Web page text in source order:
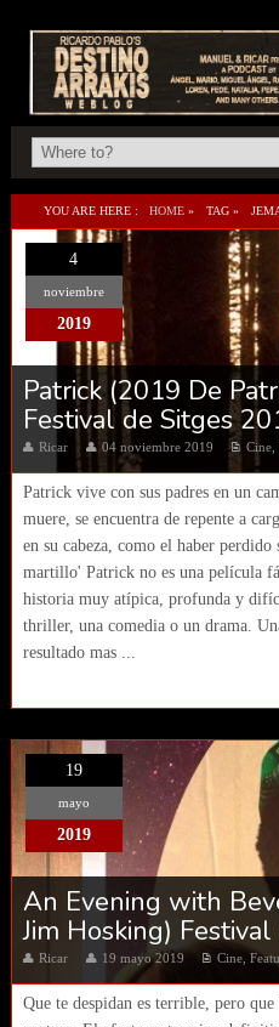
YOU ARE HERE : HOME » TAG »
4
noviembre
2019
Patrick (2019 De
Festival de Sitges
Ricar 04 noviembre 2019 Cine,
Patrick vive con sus padres en un
muere, se encuentra de repente a
en su cabeza, como el haber
martillo' Patrick no es una película
historia muy atípica, profunda y
thriller, una comedia o un drama.
resultado mas ...
19
mayo
2019
An Evening with
Jim Hosking)
Ricar 19 mayo 2019 Cine,
Que te despidan es terrible, pero